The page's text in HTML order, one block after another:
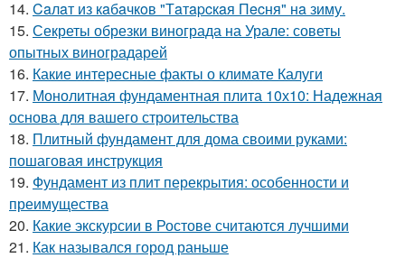
14. Caлaт из кaбaчкoв "Тaтapcкaя Пecня" нa зиму.
15. Секреты обрезки винограда на Урале: советы
опытных виноградарей
16. Какие интересные факты о климате Калуги
17. Монолитная фундаментная плита 10х10: Надежная
основа для вашего строительства
18. Плитный фундамент для дома своими руками:
пошаговая инструкция
19. Фундамент из плит перекрытия: особенности и
преимущества
20. Какие экскурсии в Ростове считаются лучшими
21. Как назывался город раньше